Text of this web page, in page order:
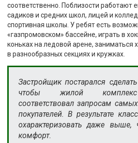
соответственно. Поблизости работают
садиков и средних школ, лицей и
спортивная школы. У ребят есть
«газпромовском» бассейне, играть в
коньках на ледовой арене, заниматься
в разнообразных секциях и кружках.
Застройщик постарался
чтобы жилой комплекс
соответствовал запросам
покупателей. В результате
охарактеризовать даже выше,
комфорт.